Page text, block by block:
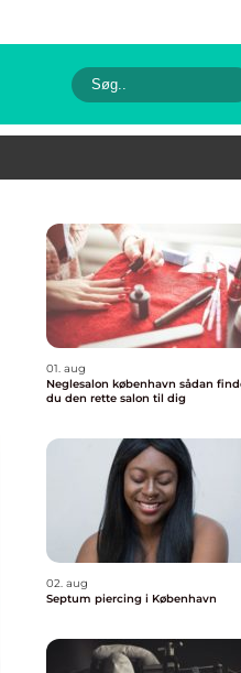
01. aug
Neglesalon københavn sådan finder
du den rette salon til dig
02. aug
Septum piercing i København